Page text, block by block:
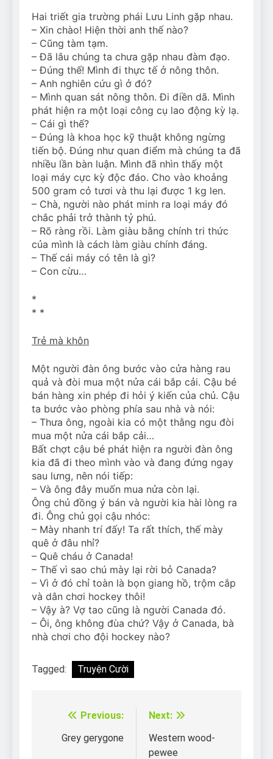
Hai triết gia trường phái Lưu Linh gặp nhau.
– Xin chào! Hiện thời anh thế nào?
– Cũng tàm tạm.
– Đã lâu chúng ta chưa gặp nhau đàm đạo.
– Đúng thế! Mình đi thực tế ở nông thôn.
– Anh nghiên cứu gì ở đó?
– Mình quan sát nông thôn. Đi điền dã. Mình
phát hiện ra một loại công cụ lao động kỳ lạ.
– Cái gì thế?
– Đúng là khoa học kỹ thuật không ngừng
tiến bộ. Đúng như quan điểm mà chúng ta đã
nhiều lần bàn luận. Mình đã nhìn thấy một
loại máy cực kỳ độc đáo. Cho vào khoảng
500 gram cỏ tươi và thu lại được 1 kg len.
– Chà, người nào phát minh ra loại máy đó
chắc phải trở thành tỷ phú.
– Rõ ràng rồi. Làm giàu bằng chính tri thức
của mình là cách làm giàu chính đáng.
– Thế cái máy có tên là gì?
– Con cừu…
*
* *
Trẻ mà khôn
Một người đàn ông bước vào cửa hàng rau
quả và đòi mua một nửa cái bắp cải. Cậu bé
bán hàng xin phép đi hỏi ý kiến của chủ. Cậu
ta bước vào phòng phía sau nhà và nói:
– Thưa ông, ngoài kia có một thằng ngu đòi
mua một nửa cái bắp cải…
Bất chợt cậu bé phát hiện ra người đàn ông
kia đã đi theo mình vào và đang đứng ngay
sau lưng, nên nói tiếp:
– Và ông đây muốn mua nửa còn lại.
Ông chủ đồng ý bán và người kia hài lòng ra
đi. Ông chủ gọi cậu nhóc:
– Mày nhanh trí đấy! Ta rất thích, thế mày
quê ở đâu nhỉ?
– Quê cháu ở Canada!
– Thế vì sao chú mày lại rời bỏ Canada?
– Vì ở đó chỉ toàn là bọn giang hồ, trộm cắp
và dân chơi hockey thôi!
– Vậy à? Vợ tao cũng là người Canada đó.
– Ôi, ông không đùa chứ? Vậy ở Canada, bà
nhà chơi cho đội hockey nào?
Tagged: Truyện Cười
Điều
hướng
Previous:
Grey gerygone
Next:
Western wood-
pewee